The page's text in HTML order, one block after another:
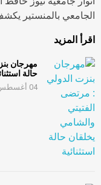
الجامعي بالمنستير
اقرأ المزيد
مهرجان
حالة
04 أغسطس 2026